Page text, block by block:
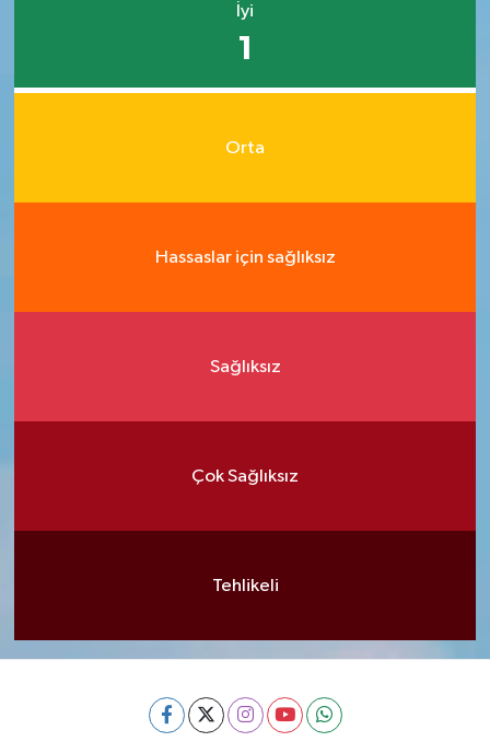
İyi
1
Orta
Hassaslar için sağlıksız
Sağlıksız
Çok Sağlıksız
Tehlikeli